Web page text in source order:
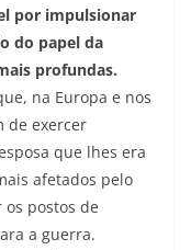
por impulsionar
do papel da
profundas.
na Europa e nos
de exercer
que lhes era
afetados pelo
postos de
a guerra.